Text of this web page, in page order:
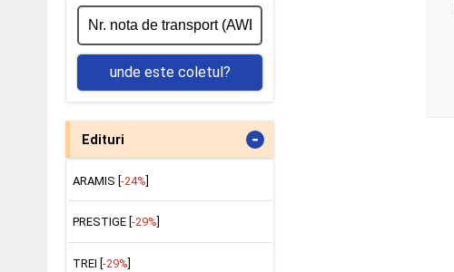
unde este coletul?
Edituri -
ARAMIS [-24%]
PRESTIGE [ -29%
TREI [ -29%